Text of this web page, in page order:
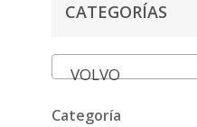
CATEGORÍAS
VOLVO
Categoría